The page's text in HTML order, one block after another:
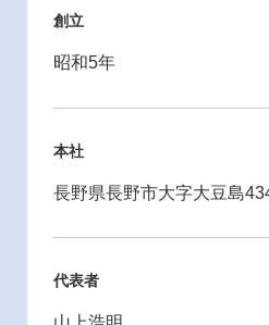
創立
昭和5年
本社
長野県長野市大字大豆島
代表者